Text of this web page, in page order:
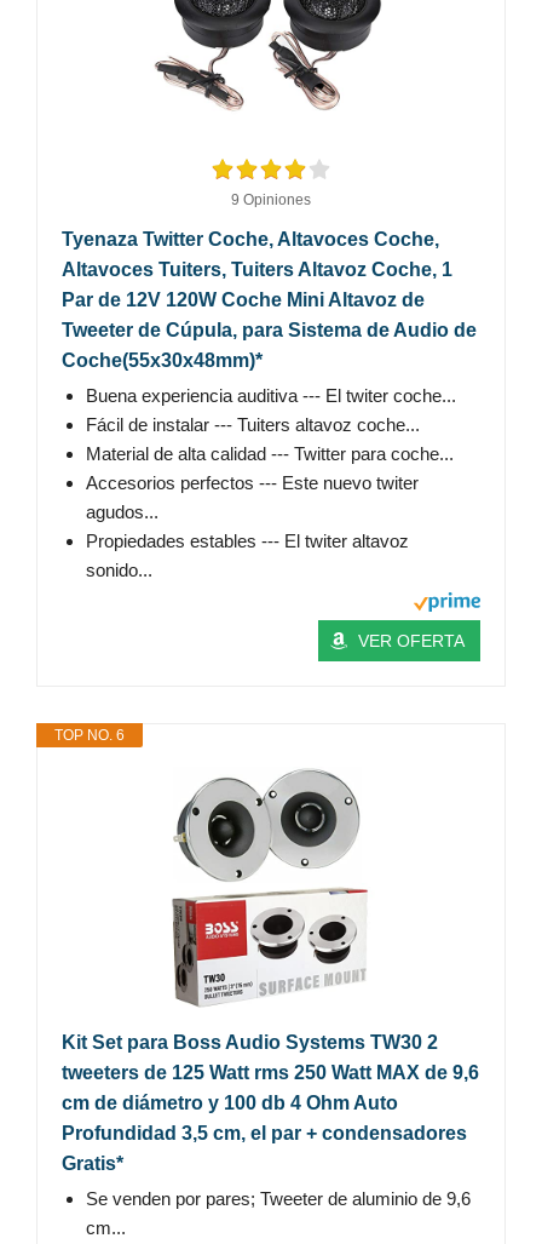
9 Opiniones
Tyenaza Twitter Coche, Altavoces Coche,
Altavoces Tuiters, Tuiters Altavoz Coche, 1
Par de 12V 120W Coche Mini Altavoz de
Tweeter de Cúpula, para Sistema de Audio de
Coche(55x30x48mm)*
Buena experiencia auditiva --- El twiter coche...
Fácil de instalar --- Tuiters altavoz coche...
Material de alta calidad --- Twitter para coche...
Accesorios perfectos --- Este nuevo twiter
agudos...
Propiedades estables --- El twiter altavoz
sonido...
VER OFERTA
TOP NO. 6
Kit Set para Boss Audio Systems TW30 2
tweeters de 125 Watt rms 250 Watt MAX de 9,6
cm de diámetro y 100 db 4 Ohm Auto
Profundidad 3,5 cm, el par + condensadores
Gratis*
Se venden por pares; Tweeter de aluminio de 9,6
cm...